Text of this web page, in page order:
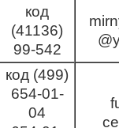
код
(41136)
99-542
код (499)
654-01-
04